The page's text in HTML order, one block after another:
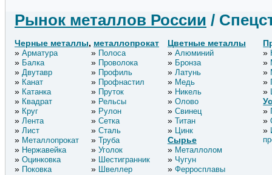
Рынок металлов России /
Черные металлы, металлопрокат
Арматура
Балка
Двутавр
Канат
Катанка
Квадрат
Круг
Лента
Лист
Металлопрокат
Нержавейка
Оцинковка
Поковка
Полоса
Проволока
Профиль
Профнастил
Пруток
Рельсы
Рулон
Сетка
Сталь
Труба
Уголок
Шестигранник
Швеллер
Цветные металлы
Алюминий
Бронза
Латунь
Медь
Никель
Олово
Свинец
Титан
Цинк
Сырье
Металлолом
Чугун
Ферросплавы